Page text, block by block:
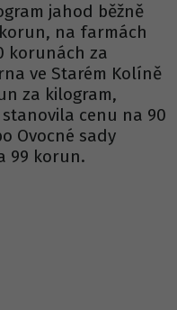
jahod běžně
na farmách
korunách za
ve Starém Kolíně
za kilogram,
cenu na 90
Ovocné sady
99 korun.